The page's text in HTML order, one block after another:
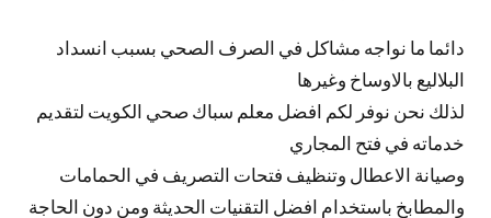
دائما ما نواجه مشاكل في الصرف الصحي بسبب انسداد
البلاليع بالاوساخ وغيرها
لذلك نحن نوفر لكم افضل معلم سباك صحي الكويت لتقديم
خدماته في فتح المجاري
وصيانة الاعطال وتنظيف فتحات التصريف في الحمامات
والمطابخ باستخدام افضل التقنيات الحديثة ومن دون الحاجة